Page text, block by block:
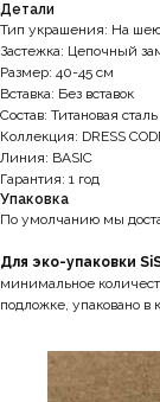
Детали
Тип украшения: На
Застежка: Цепочный
Размер: 40-45 см
Вставка: Без вставок
Состав: Титановая сталь
Коллекция: DRESS
Линия: BASIC
Гарантия: 1 год
Упаковка
По умолчанию мы
Для эко-упаковки
минимальное
подложке, упаковано в